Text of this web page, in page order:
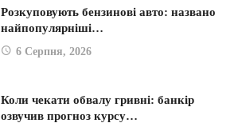
Розкуповують бензинові авто: названо
найпопулярніші…
6 Серпня, 2026
Коли чекати обвалу гривні: банкір
озвучив прогноз курсу…